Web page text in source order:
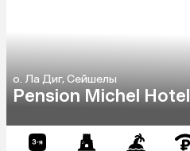
о. Ла Диг, Сейшелы
Pension Michel Hotel